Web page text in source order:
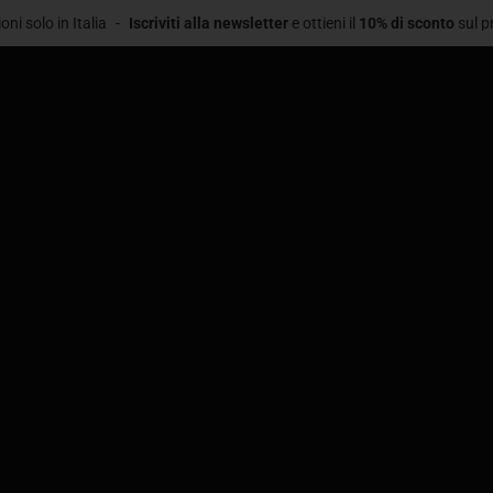
Italia - Iscriviti alla newslettere ottieni il10% di sconto sul primo